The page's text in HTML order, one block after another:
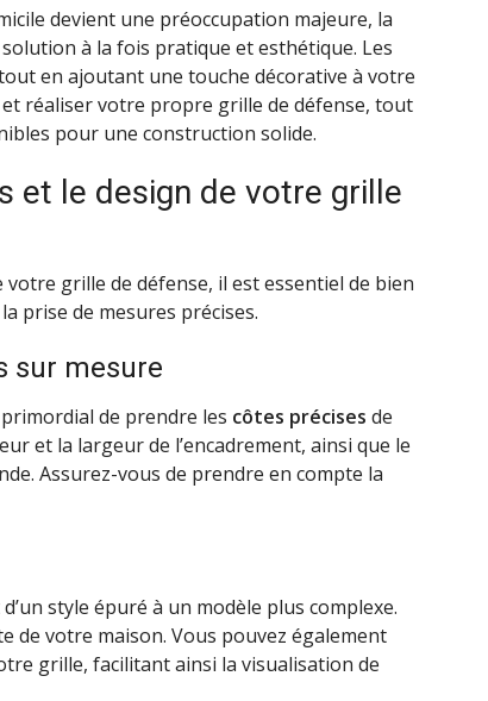
devient une préoccupation majeure, la
à la fois pratique et esthétique. Les
en ajoutant une touche décorative à votre
réaliser votre propre grille de défense, tout
pour une construction solide.
et le design de votre grille
grille de défense, il est essentiel de bien
prise de mesures précises.
sur mesure
de prendre les côtes précises de
et la largeur de l’encadrement, ainsi que le
Assurez-vous de prendre en compte la
style épuré à un modèle plus complexe.
de votre maison. Vous pouvez également
grille, facilitant ainsi la visualisation de